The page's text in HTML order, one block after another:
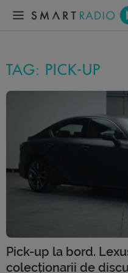
TAG: PICK-UP
Pick-up la bord.
colecționarii de